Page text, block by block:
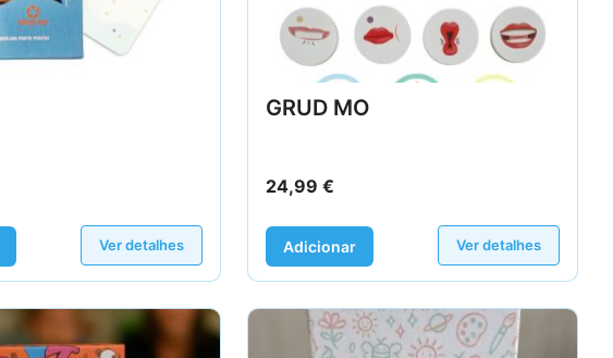
Ver detalhes
GRUD MO
24,99 €
Adicionar Ver detalhes